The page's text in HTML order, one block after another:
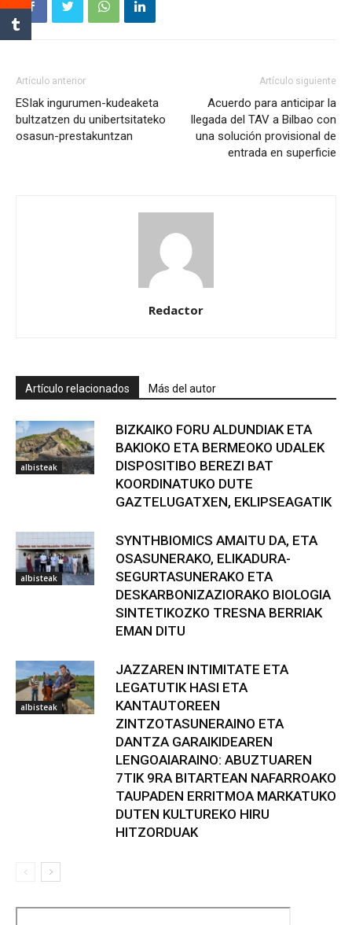
Artículo anterior
ESIak ingurumen-kudeaketa
bultzatzen du unibertsitateko
osasun-prestakuntzan
Artículo siguiente
Acuerdo para anticipar la
llegada del TAV a Bilbao con
una solución provisional de
entrada en superficie
Redactor
Artículo relacionados Más del autor
albisteak
BIZKAIKO FORU ALDUNDIAK ETA
BAKIOKO ETA BERMEOKO UDALEK
DISPOSITIBO BEREZI BAT
KOORDINATUKO DUTE
GAZTELUGATXEN, EKLIPSEAGATIK
albisteak
SYNTHBIOMICS AMAITU DA, ETA
OSASUNERAKO, ELIKADURA-
SEGURTASUNERAKO ETA
DESKARBONIZAZIORAKO BIOLOGIA
SINTETIKOZKO TRESNA BERRIAK
EMAN DITU
albisteak
JAZZAREN INTIMITATE ETA
LEGATUTIK HASI ETA
KANTAUTOREEN
ZINTZOTASUNERAINO ETA
DANTZA GARAIKIDEAREN
LENGOAIARAINO: ABUZTUAREN
7TIK 9RA BITARTEAN NAFARROAKO
TAUPADEN ERRITMOA MARKATUKO
DUTEN KULTUREKO HIRU
HITZORDUAK